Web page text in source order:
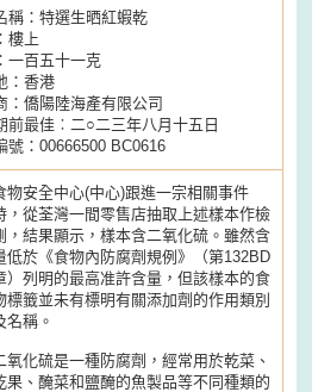
稱：特選生晒紅蝦乾
樓上
一百五十一克
：香港
：僑陽陸海產有限公司
前最佳︰二○二三年八月十五日
號：00666500 BC0616
物安全中心(中心)跟進一宗相關事件
，從荃灣一間零售店抽取上述樣本作檢
，結果顯示，樣本含二氧化硫。雖然含
低於《食物內防腐劑規例》（第132BD
）列明的最高准許含量，但該樣本的食
標籤並未有標明有關添加劑的作用類別
名稱。
氧化硫是一種防腐劑，經常用於乾菜、
果、醃菜和鹽醃的魚製品等不同種類的